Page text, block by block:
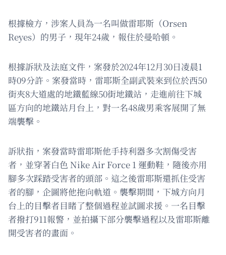
根據檢方，涉案人員為一名叫做雷耶斯（Orsen
Reyes）的男子，現年24歲，報住於曼哈頓。
根據訴狀及法庭文件，案發於2024年12月30日凌晨1
時09分許。案發當時，雷耶斯全副武裝來到位於西50
街夾8大道處的地鐵藍線50街地鐵站，走進前往下城
區方向的地鐵站月台上，對一名48歲男乘客展開了無
端襲擊。
訴狀指，案發當時雷耶斯他手持利器多次割傷受害
者，並穿著白色 Nike Air Force 1 運動鞋，隨後亦用
腳多次踩踏受害者的頭部。這之後雷耶斯還抓住受害
者的腳，企圖將他拖向軌道。襲擊期間，下城方向月
台上的目擊者目睹了整個過程並試圖求援。一名目擊
者撥打911報警，並拍攝下部分襲擊過程以及雷耶斯離
開受害者的畫面。